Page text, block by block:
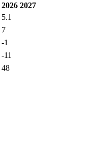
2026 2027
5.1
7
-1
-11
48